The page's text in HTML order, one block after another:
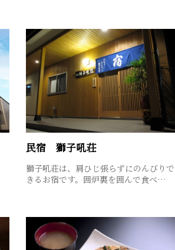
民宿 獅子吼荘
獅子吼荘は、肩ひじ張らずにのんびりで
きるお宿です。囲炉裏を囲んで食べ…